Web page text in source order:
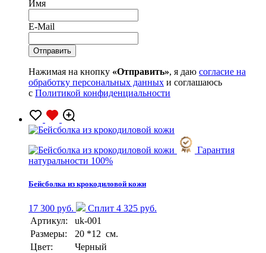
Имя
E-Mail
Нажимая на кнопку «Отправить», я даю согласие на
обработку персональных данных и соглашаюсь
с Политикой конфиденциальности
Гарантия
натуральности 100%
Бейсболка из крокодиловой кожи
17 300 руб.
Сплит 4 325 руб.
Артикул:
uk-001
Размеры:
20 *12 см.
Цвет:
Черный